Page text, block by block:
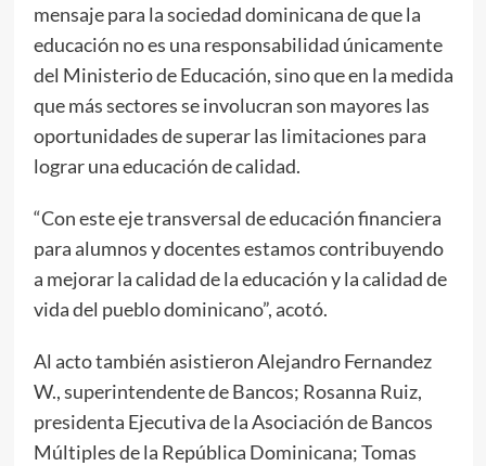
mensaje para la sociedad dominicana de que la
educación no es una responsabilidad únicamente
del Ministerio de Educación, sino que en la medida
que más sectores se involucran son mayores las
oportunidades de superar las limitaciones para
lograr una educación de calidad.
“Con este eje transversal de educación financiera
para alumnos y docentes estamos contribuyendo
a mejorar la calidad de la educación y la calidad de
vida del pueblo dominicano”, acotó.
Al acto también asistieron Alejandro Fernandez
W., superintendente de Bancos; Rosanna Ruiz,
presidenta Ejecutiva de la Asociación de Bancos
Múltiples de la República Dominicana; Tomas